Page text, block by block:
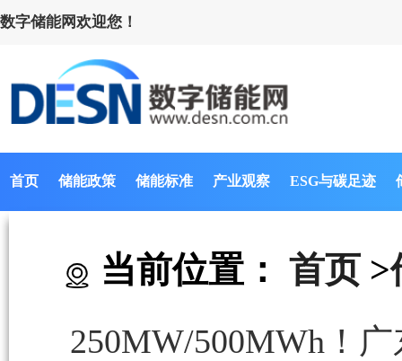
数字储能网欢迎您！
首页 储能政策 储能标准 产业观察 ESG与碳足迹
当前位置： 首页 >
250MW/500MWh！